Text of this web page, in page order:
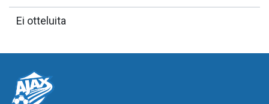
Ei otteluita